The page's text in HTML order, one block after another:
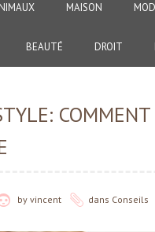
MAISON
BEAUTÉ DROIT
by vincent dans Conseils